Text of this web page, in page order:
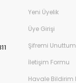
Yeni Üyelik
Üye Girişi
Şifremi Unuttum
İletişim Formu
Havale Bildirim